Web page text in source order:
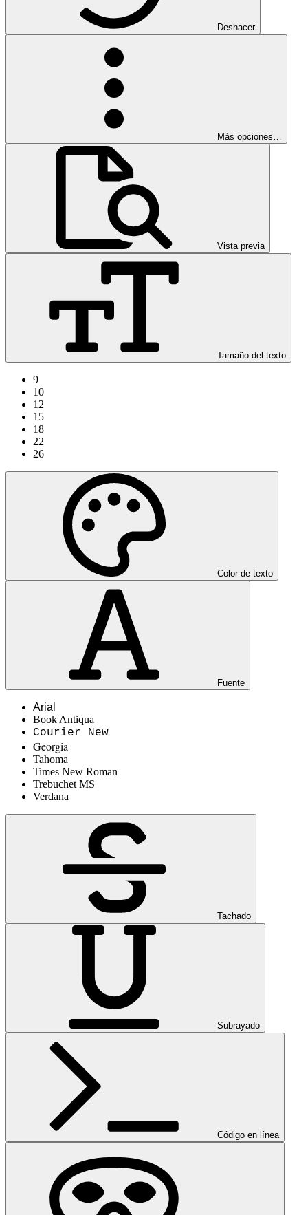
Deshacer
Más opciones…
Vista previa
Tamaño del texto
9
10
12
15
18
22
26
Color de texto
Fuente
Arial
Book Antiqua
Courier New
Georgia
Tahoma
Times New Roman
Trebuchet MS
Verdana
Tachado
Subrayado
Código en línea